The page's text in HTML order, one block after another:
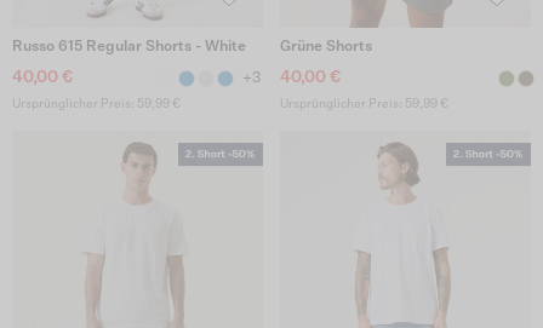
Russo 615 Regular Shorts - White
40,00 € +3
Ursprünglicher Preis: 59,99 €
Grüne Shorts
40,00 €
Ursprünglicher Preis: 59,99 €